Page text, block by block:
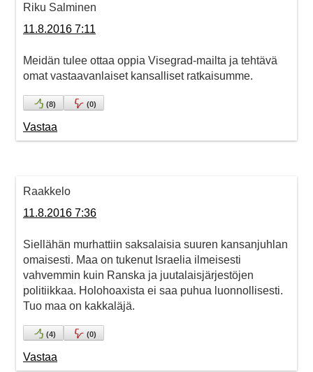
Riku Salminen
11.8.2016 7:11
Meidän tulee ottaa oppia Visegrad-mailta ja tehtävä
omat vastaavanlaiset kansalliset ratkaisumme.
(8) (0)
Vastaa
Raakkelo
11.8.2016 7:36
Siellähän murhattiin saksalaisia suuren kansanjuhlan
omaisesti. Maa on tukenut Israelia ilmeisesti
vahvemmin kuin Ranska ja juutalaisjärjestöjen
politiikkaa. Holohoaxista ei saa puhua luonnollisesti.
Tuo maa on kakkaläjä.
(4) (0)
Vastaa